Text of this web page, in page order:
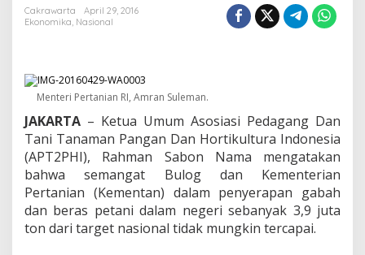
y
a
e
r
j
Cakrawarta
April 29, 2016
Ekonomika, Nasional
Menteri Pertanian RI, Amran Suleman.
JAKARTA – Ketua Umum Asosiasi Pedagang Dan
Tani Tanaman Pangan Dan Hortikultura Indonesia
(APT2PHI), Rahman Sabon Nama mengatakan
bahwa semangat Bulog dan Kementerian
Pertanian (Kementan) dalam penyerapan gabah
dan beras petani dalam negeri sebanyak 3,9 juta
ton dari target nasional tidak mungkin tercapai.